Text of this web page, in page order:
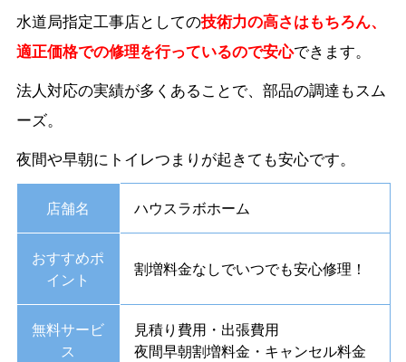
水道局指定工事店としての技術力の高さはもちろん、
適正価格での修理を行っているので安心できます。
法人対応の実績が多くあることで、部品の調達もスム
ーズ。
夜間や早朝にトイレつまりが起きても安心です。
店舗名 ハウスラボホーム
おすすめポ
イント
割増料金なしでいつでも安心修理！
無料サービ
ス
見積り費用・出張費用
夜間早朝割増料金・キャンセル料金